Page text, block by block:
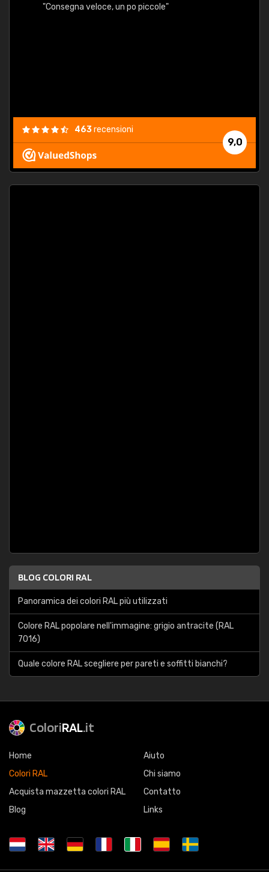
"Consegna veloce, un po piccole"
9,0
463recensioni
BLOG COLORI RAL
Panoramica dei colori RAL più utilizzati
Colore RAL popolare nell'immagine: grigio antracite (RAL
7016)
Quale colore RAL scegliere per pareti e soffitti bianchi?
ColoriRAL.it
Home
Colori RAL
Acquista mazzetta colori RAL
Blog
Aiuto
Chi siamo
Contatto
Links